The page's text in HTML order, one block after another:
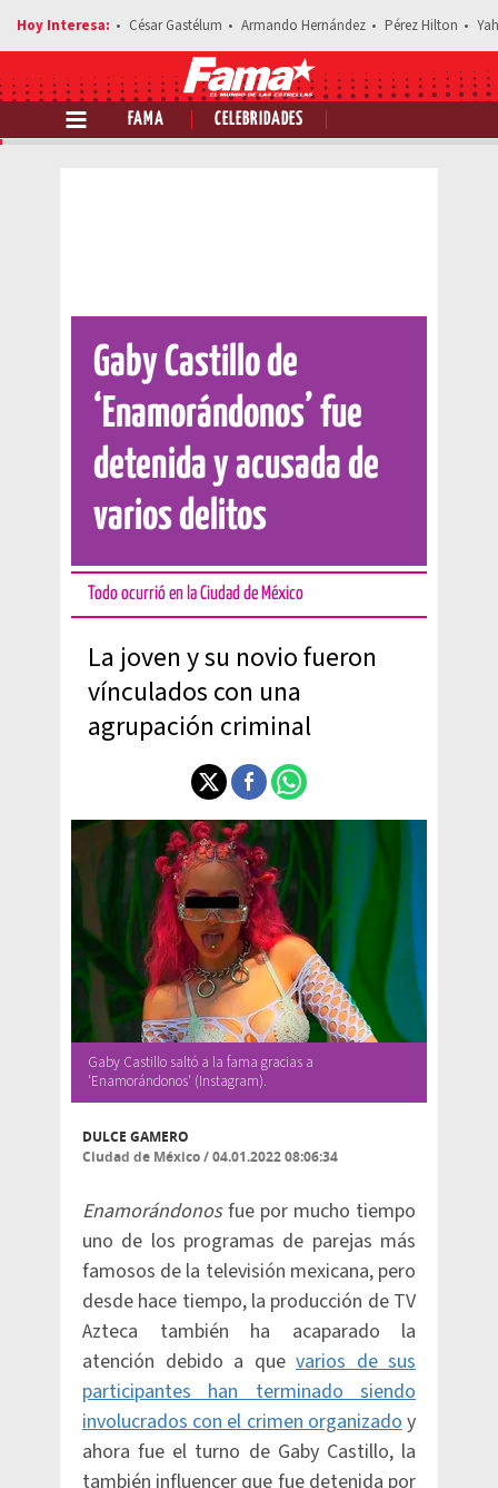
César Gastélum Armando Hernández Pérez Hilton
FAMA CELEBRIDADES
Comparte esta noticia
Gaby Castillo de
‘Enamorándonos’ fue
detenida y acusada de
varios delitos
Todo ocurrió en la Ciudad de México
La joven y su novio fueron
vínculados con una
agrupación criminal
Gaby Castillo saltó a la fama gracias a
'Enamorándonos' (Instagram).
DULCE GAMERO
Ciudad de México/04.01.2022 08:06:34
Enamorándonosfue por mucho tiempo
uno de los programas de parejas más
famosos de la televisión mexicana, pero
desde hace tiempo, la producción de TV
Azteca también ha acaparado la
atención debido a que varios de sus
participantes han terminado siendo
involucrados con el crimen organizadoy
ahora fue el turno de Gaby Castillo, la
también influencer que fue detenida por